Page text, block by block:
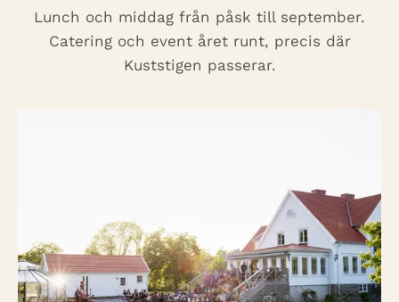
Lunch och middag från påsk till september.
Catering och event året runt, precis där
Kuststigen passerar.